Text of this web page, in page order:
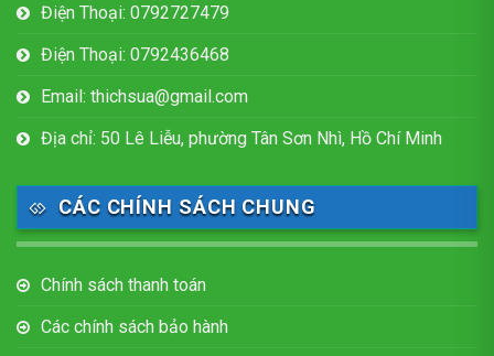
Điện Thoại: 0792727479
Điện Thoại: 0792436468
Email: thichsua@gmail.com
Địa chỉ: 50 Lê Liễu, phường Tân Sơn Nhì, Hồ Chí Minh
CÁC CHÍNH SÁCH CHUNG
Chính sách thanh toán
Các chính sách bảo hành